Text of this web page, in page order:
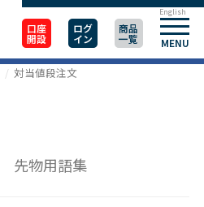
口座
開設
ログ
イン
商品
一覧 MENU
English
対当値段注文
先物用語集